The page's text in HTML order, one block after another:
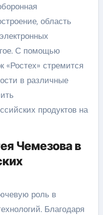
область
С помощью
«Ростех» стремится
в различные
продуктов на
Чемезова в
роль в
Благодаря